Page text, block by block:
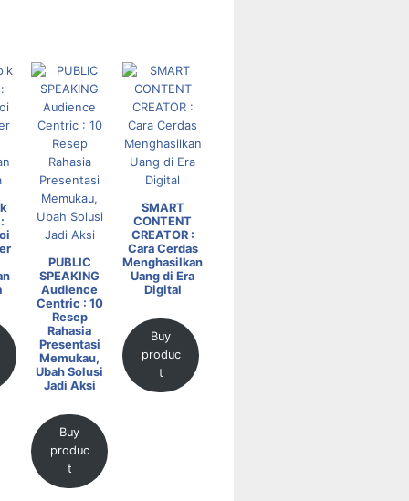
PUBLIC
SPEAKING
Audience
Centric : 10
Resep
Rahasia
Presentasi
Memukau,
Ubah Solusi
Jadi Aksi
Buy
produc
t
SMART
CONTENT
CREATOR :
Cara Cerdas
Menghasilkan
Uang di Era
Digital
Buy
produc
t